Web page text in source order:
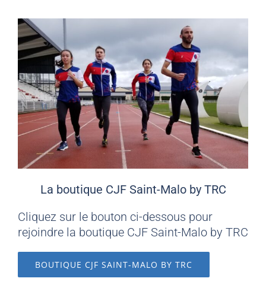
La boutique CJF Saint-Malo by TRC
Cliquez sur le bouton ci-dessous pour
rejoindre la boutique CJF Saint-Malo by TRC
BOUTIQUE CJF SAINT-MALO BY TRC